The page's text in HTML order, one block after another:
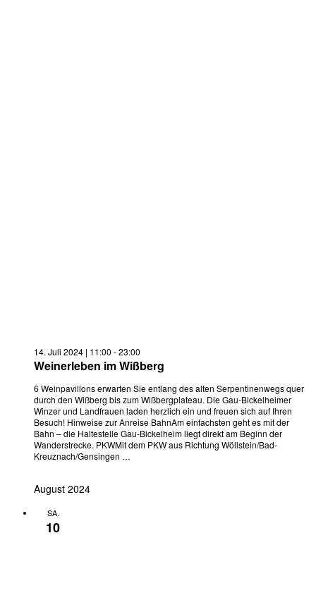
Weinerleben im Wißberg
14. Juli 2024 | 11:00 -23:00
6 Weinpavillons erwarten Sie entlang des alten Serpentinenwegs quer
durch den Wißberg bis zum Wißbergplateau. Die Gau-Bickelheimer
Winzer und Landfrauen laden herzlich ein und freuen sich auf Ihren
Besuch! Hinweise zur Anreise BahnAm einfachsten geht es mit der
Bahn – die Haltestelle Gau-Bickelheim liegt direkt am Beginn der
Wanderstrecke. PKWMit dem PKW aus Richtung Wöllstein/Bad-
Kreuznach/Gensingen …
August 2024
SA.
10